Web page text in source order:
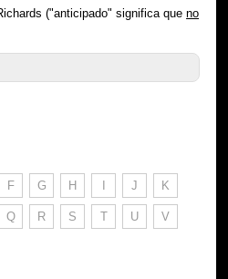
("anticipado" significa queno
F G H I J K
Q R S T U V